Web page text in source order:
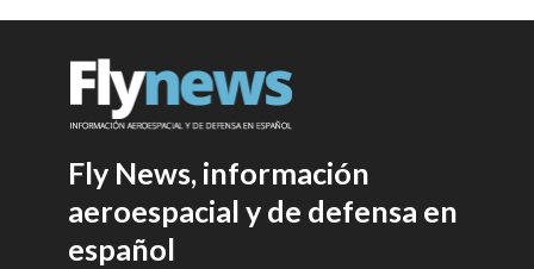
Fly News, información
aeroespacial y de defensa en
español